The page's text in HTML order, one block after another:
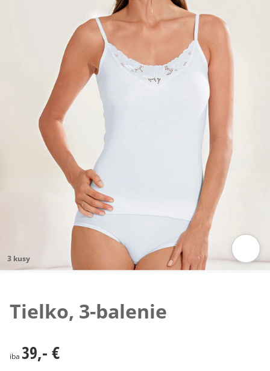
3 kusy
Tielko, 3-balenie
39,- €
iba 39,- €